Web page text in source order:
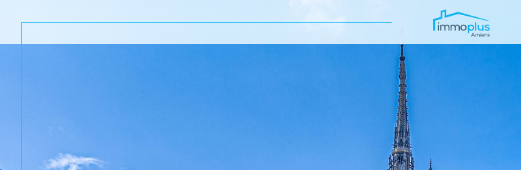
Estimer
Voir les213